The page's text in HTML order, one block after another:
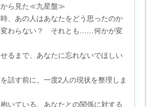
から見た≪九星盤≫
、あの人はあなたをどう思ったのか
変わらない？ それとも……何かが変
るまで、あなたに忘れないでほしい
話す前に、一度2人の現状を整理しま
いている、あなたとの関係に対する